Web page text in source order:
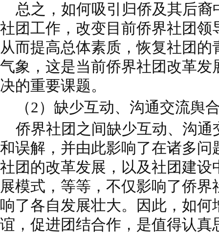
总之，如何吸引归侨及其后裔
社团工作，改变目前侨界社团领
从而提高总体素质，恢复社团
气象，这是当前侨界社团改革发
决的重要课题。
（2）缺少互动、沟通交流舆
侨界社团之间缺少互动、沟通
和误解，并由此影响了在诸多问
社团的改革发展，以及社团建设
展模式，等等，不仅影响了侨
响了各自发展壮大。因此，如
谊，促进团结合作，是值得认真